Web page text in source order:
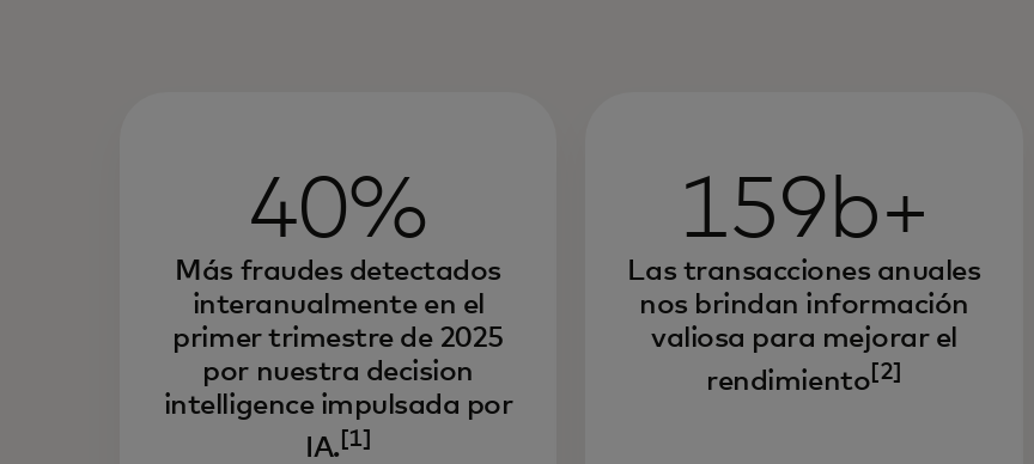
40%
Más fraudes detectados
interanualmente en el
primer trimestre de 2025
por nuestra decision
intelligence impulsada por
IA. [1]
159b+
Las transacciones anuales
nos brindan información
valiosa para mejorar el
rendimiento [2]